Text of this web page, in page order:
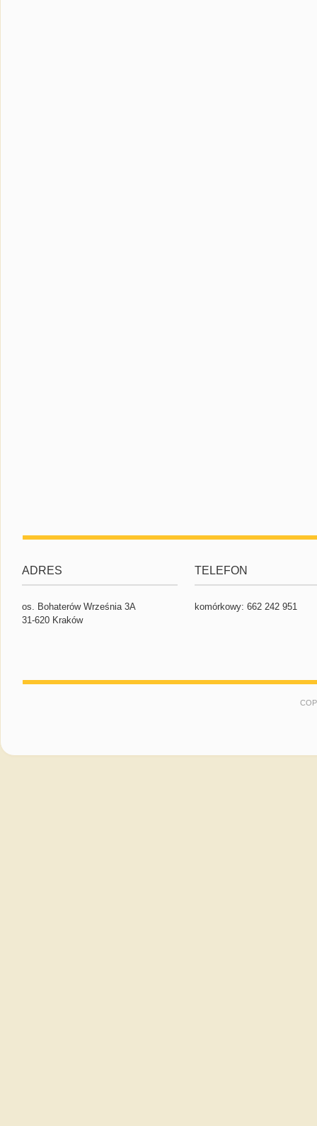
ADRES
os. Bohaterów Września 3A
31-620 Kraków
TELEFON
komórkowy: 662 242 951